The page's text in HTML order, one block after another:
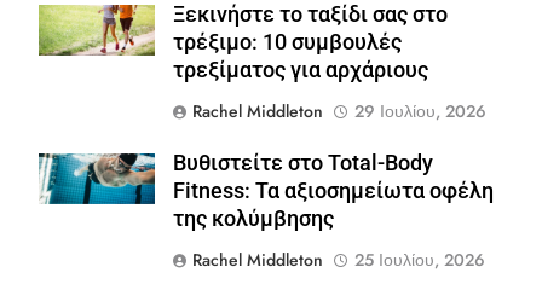
Shutterstock
Ξεκινήστε το ταξίδι σας στο
τρέξιμο: 10 συμβουλές
τρεξίματος για αρχάριους
Rachel Middleton
29 Ιουλίου, 2026
Shutterstock
Βυθιστείτε στο Total-Body
Fitness: Τα αξιοσημείωτα οφέλη
της κολύμβησης
Rachel Middleton
25 Ιουλίου, 2026